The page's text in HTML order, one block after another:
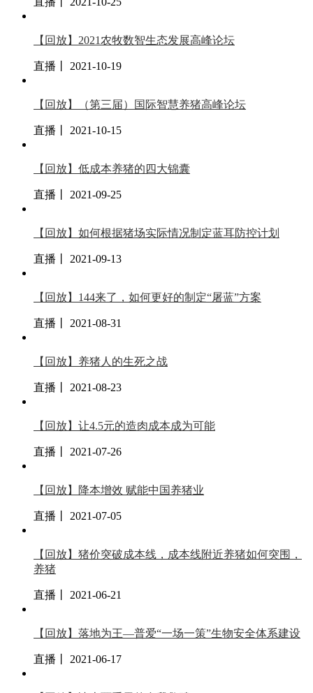
【回放】2021农牧数智生态发展高峰论坛
直播丨 2021-10-19
【回放】（第三届）国际智慧养猪高峰论坛
直播丨 2021-10-15
【回放】低成本养猪的四大锦囊
直播丨 2021-09-25
【回放】如何根据猪场实际情况制定蓝耳防控计划
直播丨 2021-09-13
【回放】144来了，如何更好的制定“屠蓝”方案
直播丨 2021-08-31
【回放】养猪人的生死之战
直播丨 2021-08-23
【回放】让4.5元的造肉成本成为可能
直播丨 2021-07-26
【回放】降本增效 赋能中国养猪业
直播丨 2021-07-05
【回放】猪价突破成本线，成本线附近养猪如何突围，
养猪
直播丨 2021-06-21
【回放】落地为王—普爱“一场一策”生物安全体系建设
直播丨 2021-06-17